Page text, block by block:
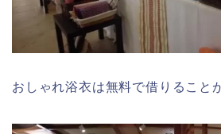
おしゃれ浴衣は無料で借りること